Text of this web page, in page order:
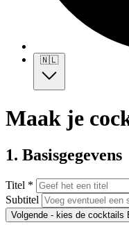
🇳🇱
Maak je
1. Basisgegevens
Titel *
Subtitel
Volgende - kies de cocktails